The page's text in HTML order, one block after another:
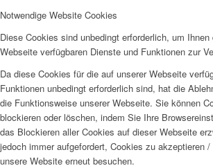
Notwendige Website Cookies
Diese Cookies sind unbedingt erforderlich, um
Webseite verfügbaren Dienste und Funktionen zur
Da diese Cookies für die auf unserer Webseite
Funktionen unbedingt erforderlich sind, hat die
die Funktionsweise unserer Webseite. Sie können
blockieren oder löschen, indem Sie Ihre
das Blockieren aller Cookies auf dieser Webseite
jedoch immer aufgefordert, Cookies zu akzeptieren
unsere Website erneut besuchen.